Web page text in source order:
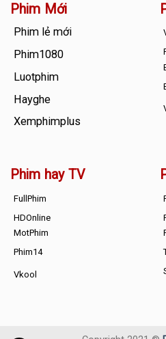
Phim Mới
Phim lẻ mới
Phim1080
Luotphim
Hayghe
Xemphimplus
Phim hay TV
FullPhim
HDOnline
MotPhim
Phim14
Vkool